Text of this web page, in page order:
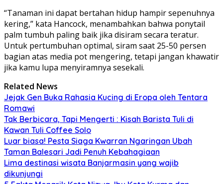
“Tanaman ini dapat bertahan hidup hampir sepenuhnya
kering,” kata Hancock, menambahkan bahwa ponytail
palm tumbuh paling baik jika disiram secara teratur.
Untuk pertumbuhan optimal, siram saat 25-50 persen
bagian atas media pot mengering, tetapi jangan khawatir
jika kamu lupa menyiramnya sesekali.
Related News
Jejak Gen Buka Rahasia Kucing di Eropa oleh Tentara
Romawi
Tak Berbicara, Tapi Mengerti : Kisah Barista Tuli di
Kawan Tuli Coffee Solo
Luar biasa! Pesta Siaga Kwarran Ngaringan Ubah
Taman Balesari Jadi Penuh Kebahagiaan
Lima destinasi wisata Banjarmasin yang wajib
dikunjungi